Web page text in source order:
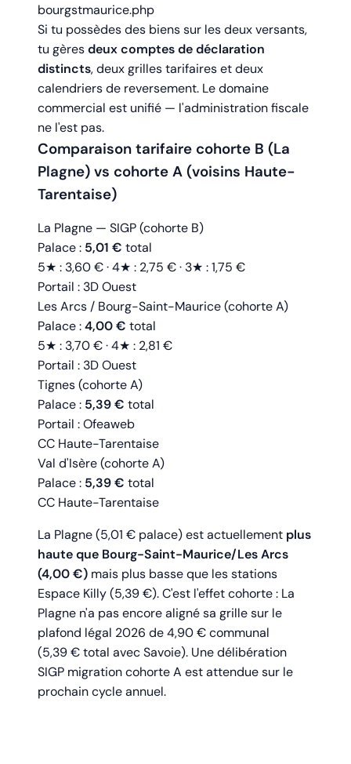
bourgstmaurice.php
Si tu possèdes des biens sur les deux versants,
tu gèresdeux comptes de déclaration
distincts, deux grilles tarifaires et deux
calendriers de reversement. Le domaine
commercial est unifié — l'administration fiscale
ne l'est pas.
Comparaison tarifaire cohorte B (La
Plagne) vs cohorte A (voisins Haute-
Tarentaise)
La Plagne — SIGP (cohorte B)
Palace : 5,01 € total
5★ : 3,60 € · 4★ : 2,75 € · 3★ : 1,75 €
Portail : 3D Ouest
Les Arcs / Bourg-Saint-Maurice (cohorte A)
Palace :4,00 € total
5★ : 3,70 € · 4★ : 2,81 €
Portail : 3D Ouest
Tignes (cohorte A)
Palace : 5,39 € total
Portail : Ofeaweb
CC Haute-Tarentaise
Val d'Isère (cohorte A)
Palace : 5,39 € total
CC Haute-Tarentaise
La Plagne (5,01 € palace) est actuellement plus
haute que Bourg-Saint-Maurice/Les Arcs
(4,00 €) mais plus basse que les stations
Espace Killy (5,39 €). C'est l'effet cohorte : La
Plagne n'a pas encore aligné sa grille sur le
plafond légal 2026 de 4,90 € communal
(5,39 € total avec Savoie). Une délibération
SIGP migration cohorte A est attendue sur le
prochain cycle annuel.